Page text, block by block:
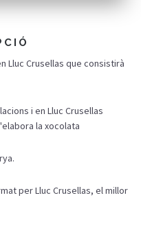
Lluc Crusellas que consistirà
i en Lluc Crusellas
la xocolata
per Lluc Crusellas, el millor